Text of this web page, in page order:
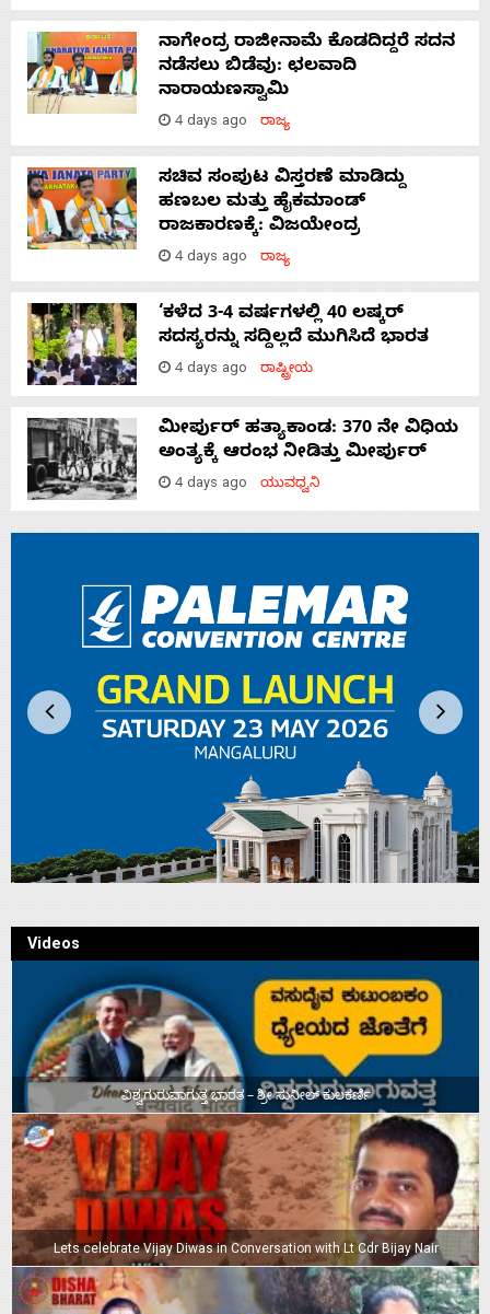
ನಾಗೇಂದ್ರ ರಾಜೀನಾಮೆ ಕೊಡದಿದ್ದರೆ ಸದನ
ನಡೆಸಲು ಬಿಡೆವು: ಛಲವಾದಿ
ನಾರಾಯಣಸ್ವಾಮಿ
4 days ago ರಾಜ್ಯ
ಸಚಿವ ಸಂಪುಟ ವಿಸ್ತರಣೆ ಮಾಡಿದ್ದು
ಹಣಬಲ ಮತ್ತು ಹೈಕಮಾಂಡ್
ರಾಜಕಾರಣಕ್ಕೆ: ವಿಜಯೇಂದ್ರ
4 days ago ರಾಜ್ಯ
‘ಕಳೆದ 3-4 ವರ್ಷಗಳಲ್ಲಿ 40 ಲಷ್ಕರ್
ಸದಸ್ಯರನ್ನು ಸದ್ದಿಲ್ಲದೆ ಮುಗಿಸಿದೆ ಭಾರತ
4 days ago ರಾಷ್ಟ್ರೀಯ
ಮೀರ್ಪುರ್ ಹತ್ಯಾಕಾಂಡ: 370 ನೇ ವಿಧಿಯ
ಅಂತ್ಯಕ್ಕೆ ಆರಂಭ ನೀಡಿತ್ತು ಮೀರ್ಪುರ್
4 days ago ಯುವಧ್ವನಿ
Videos
ವಿಶ್ವಗುರುವಾಗುತ್ತ ಭಾರತ – ಶ್ರೀ ಸುನೀಲ್‌ ಕುಲಕರ್ಣಿ
Lets celebrate Vijay Diwas in Conversation with Lt Cdr Bijay Nair